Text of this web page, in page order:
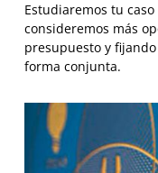
Estudiaremos tu
consideremos más
presupuesto y
forma conjunta.